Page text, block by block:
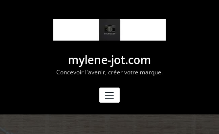
mylene-jot.com
Concevoir l'avenir, créer votre marque.